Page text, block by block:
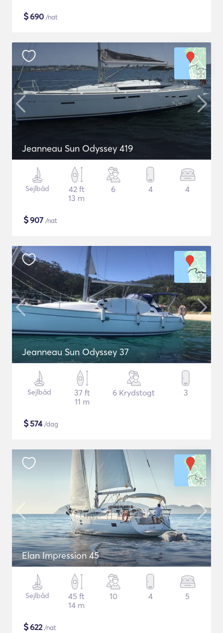
$690 /nat
Jeanneau Sun Odyssey 419
Sejlbåd
42 ft
13 m
6 4 4
$907 /nat
Jeanneau Sun Odyssey 37
Sejlbåd
37 ft
11 m
6 Krydstogt 3
$574/dag
Elan Impression 45
Sejlbåd
45 ft
14 m
10 4 5
$622/nat